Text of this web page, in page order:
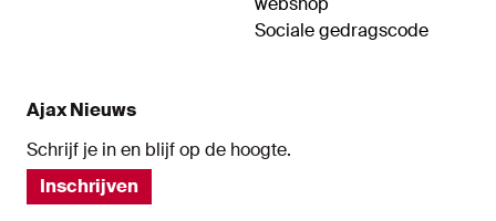
Sociale gedragscode
Ajax Nieuws
Schrijf je in en blijf op de hoogte.
Inschrijven